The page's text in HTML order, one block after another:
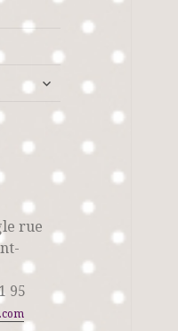
ouvrir
le
rue
95